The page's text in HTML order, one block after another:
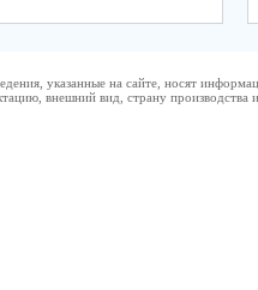
указанные на сайте, носят
внешний вид, страну производства